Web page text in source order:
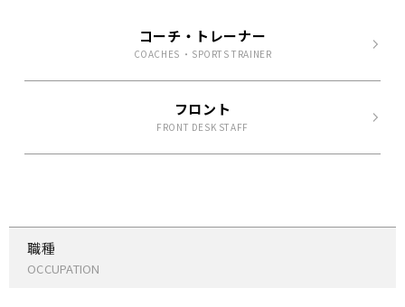
コーチ・トレーナー
COACHES ・SPORTS TRAINER
フロント
FRONT DESK STAFF
職種
OCCUPATION